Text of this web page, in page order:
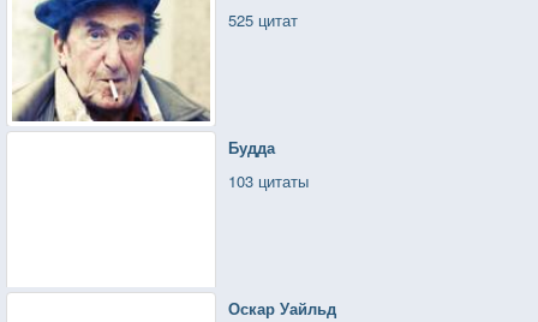
525 цитат
Будда
103 цитаты
Оскар Уайльд